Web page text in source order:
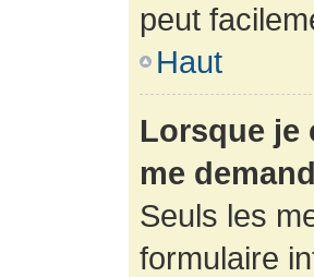
peut
Haut
Lorsque
me
Seuls les
formulaire